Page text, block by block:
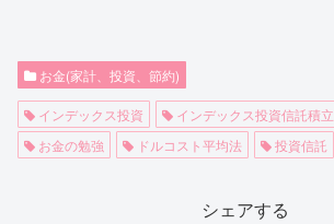
お金(家計、投資、節約)
インデックス投資 インデックス投資信託積立
お金の勉強
ドルコスト平均法 投資信託
シェアする